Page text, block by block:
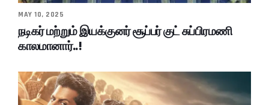
MAY 10, 2025
நடிகர் மற்றும் இயக்குனர் சூப்பர் குட் சுப்பிரமணி
காலமானார்..!